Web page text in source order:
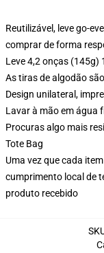
Reutilizável, leve go-
comprar de forma
Leve 4,2 onças (145g)
As tiras de algodão
Design unilateral,
Lavar à mão em água
Procuras algo mais
Tote Bag
Uma vez que cada
cumprimento local de
produto recebido